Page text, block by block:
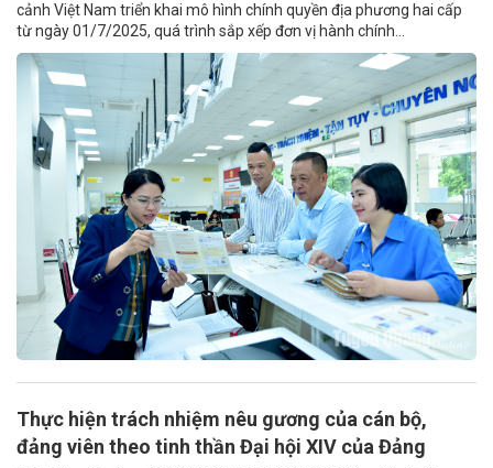
cảnh Việt Nam triển khai mô hình chính quyền địa phương hai cấp
từ ngày 01/7/2025, quá trình sắp xếp đơn vị hành chính...
Thực hiện trách nhiệm nêu gương của cán bộ,
đảng viên theo tinh thần Đại hội XIV của Đảng